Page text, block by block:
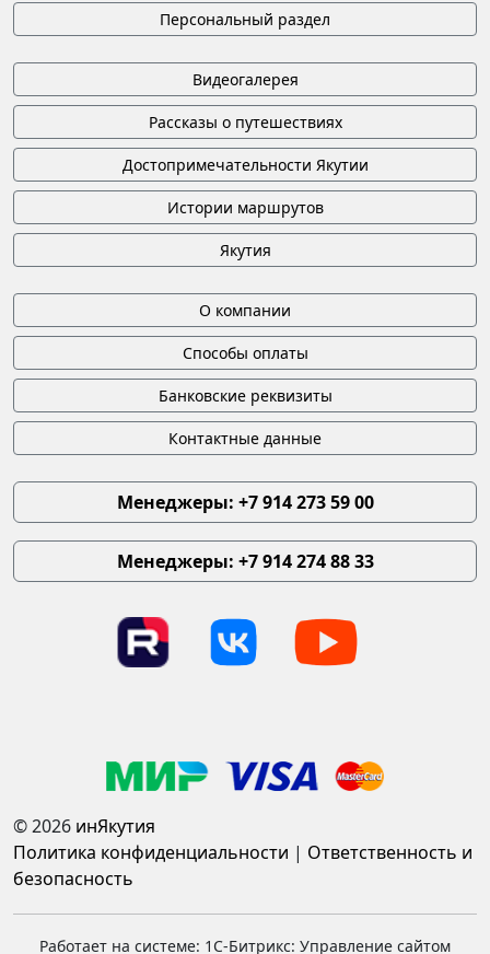
Персональный раздел
Видеогалерея
Рассказы о путешествиях
Достопримечательности Якутии
Истории маршрутов
Якутия
О компании
Способы оплаты
Банковские реквизиты
Контактные данные
Менеджеры: +7 914 273 59 00
Менеджеры: +7 914 274 88 33
© 2026 инЯкутия
Политика конфиденциальности | Ответственность и
безопасность
Работает на системе: 1С-Битрикс: Управление сайтом